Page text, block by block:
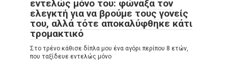
εντελώς μόνο του: φώναξα τον
ελεγκτή για να βρούμε τους γονείς
του, αλλά τότε αποκαλύφθηκε κάτι
τρομακτικό
Στο τρένο κάθισε δίπλα μου ένα αγόρι περίπου 8 ετών,
που ταξίδευε εντελώς μόνο